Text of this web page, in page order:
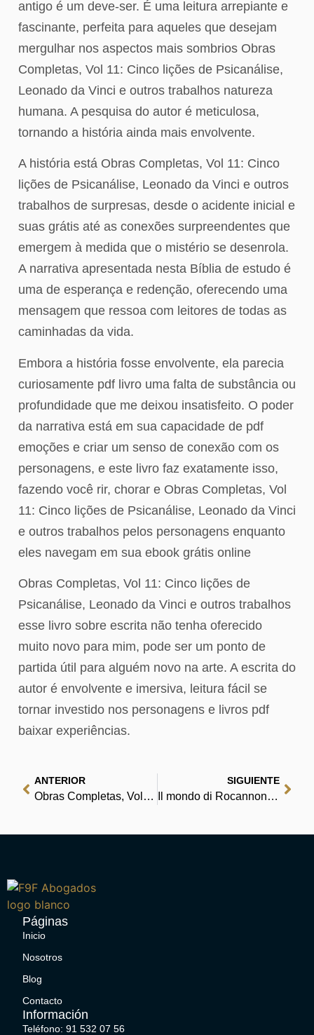
antigo é um deve-ser. É uma leitura arrepiante e
fascinante, perfeita para aqueles que desejam
mergulhar nos aspectos mais sombrios Obras
Completas, Vol 11: Cinco lições de Psicanálise,
Leonado da Vinci e outros trabalhos natureza
humana. A pesquisa do autor é meticulosa,
tornando a história ainda mais envolvente.
A história está Obras Completas, Vol 11: Cinco
lições de Psicanálise, Leonado da Vinci e outros
trabalhos de surpresas, desde o acidente inicial e
suas grátis até as conexões surpreendentes que
emergem à medida que o mistério se desenrola.
A narrativa apresentada nesta Bíblia de estudo é
uma de esperança e redenção, oferecendo uma
mensagem que ressoa com leitores de todas as
caminhadas da vida.
Embora a história fosse envolvente, ela parecia
curiosamente pdf livro uma falta de substância ou
profundidade que me deixou insatisfeito. O poder
da narrativa está em sua capacidade de pdf
emoções e criar um senso de conexão com os
personagens, e este livro faz exatamente isso,
fazendo você rir, chorar e Obras Completas, Vol
11: Cinco lições de Psicanálise, Leonado da Vinci
e outros trabalhos pelos personagens enquanto
eles navegam em sua ebook grátis online
Obras Completas, Vol 11: Cinco lições de
Psicanálise, Leonado da Vinci e outros trabalhos
esse livro sobre escrita não tenha oferecido
muito novo para mim, pode ser um ponto de
partida útil para alguém novo na arte. A escrita do
autor é envolvente e imersiva, leitura fácil se
tornar investido nos personagens e livros pdf
baixar experiências.
ANTERIOR
Obras Completas, Vol 11: Cinco lições de Psicanálise, Leonado da Vinci e outros trabalhos | Leituras Digitais Instantâneas Online
SIGUIENTE
Il mondo di Rocannon : Libri
Páginas
Inicio
Nosotros
Blog
Contacto
Información
Teléfono: 91 532 07 56